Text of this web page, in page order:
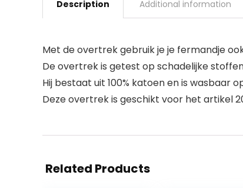
Description Additional information
Met de overtrek gebruik je je fermandje
De overtrek is getest op schadelijke
Hij bestaat uit 100% katoen en is wasbaar
Deze overtrek is geschikt voor het artikel
Related Products